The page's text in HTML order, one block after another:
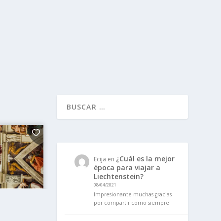
Ecija en ¿Cuál es la mejor
época para viajar a
Liechtenstein?
08/04/2021
Impresionante muchas gracias
por compartir como siempre